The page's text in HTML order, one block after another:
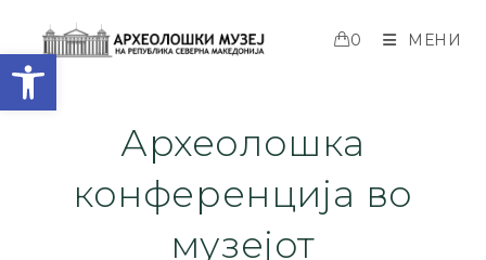
Open toolbar
0 МЕНИ
Археолошка
конференција во
музејот